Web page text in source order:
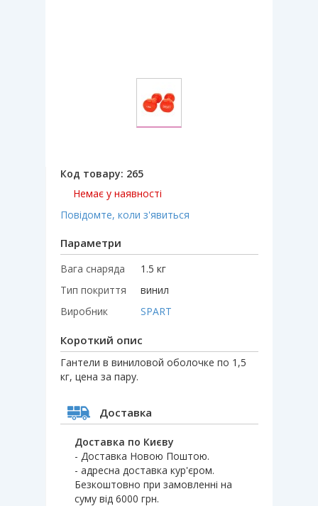
Код товару: 265
Немає у наявності
Повідомте, коли з'явиться
Параметри
Вага снаряда
1.5 кг
Тип покриття
винил
Виробник
SPART
Короткий опис
Гантели в виниловой оболочке по 1,5
кг, цена за пару.
Доставка
Доставка по Києву
- Доставка Новою Поштою.
- адресна доставка кур'єром.
Безкоштовно при замовленні на
суму від 6000 грн.